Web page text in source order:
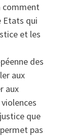
comment
Etats qui
et les
des
aux
aux
que
pas